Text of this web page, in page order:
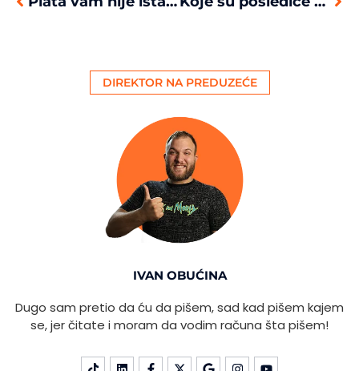
DIREKTOR NA PREDUZEĆE
IVAN OBUĆINA
Dugo sam pretio da ću da pišem, sad kad pišem kajem
se, jer čitate i moram da vodim računa šta pišem!